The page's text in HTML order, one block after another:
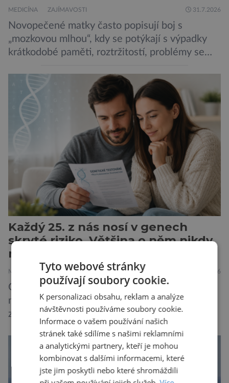
MEDICÍNA ZAJÍMAVOSTI 31.7.2026
Novopečené matky často popisují boj s
„mozkovou mlhou“, kdy se potýkají s výpadky
krátkodobé paměti, roztržitostí, problémy se
obtíže byly dlouhou dobu připisovány
nedostatku spánku a stresu při péči o
novorozence. Nyní se však ukazuje, že za tím
stojí změny v mozku vyvolané těhotenstvím!
Poporodní mozková mlha, v angličtině […]
Každý 25. z nás nosí v genech
skryté riziko. Většina o něm nikdy
neuslyší
MEDICÍNA 30.7.2026
Geny jsou zvláštní archiv. Pamatují si příběhy
našich předků po tisíce generací a občas v nich
zůstane i chyba, která se tiše dědí dál. Je
nenápadná. Nepůsobí bolest ani únavu. Člověk
o ní nemusí vědět celý život. Přesto může
jednou rozhodnout o zdraví jeho dítěte. Právě
to je případ řady dědičných onemocnění,
například cystické fibrózy, […]
Tyto webové stránky
používají soubory cookie.
K personalizaci obsahu, reklam a analýze
návštěvnosti používáme soubory cookie.
Informace o vašem používání našich
stránek také sdílíme s našimi reklamními
a analytickými partnery, kteří je mohou
kombinovat s dalšími informacemi, které
jste jim poskytli nebo které shromáždili